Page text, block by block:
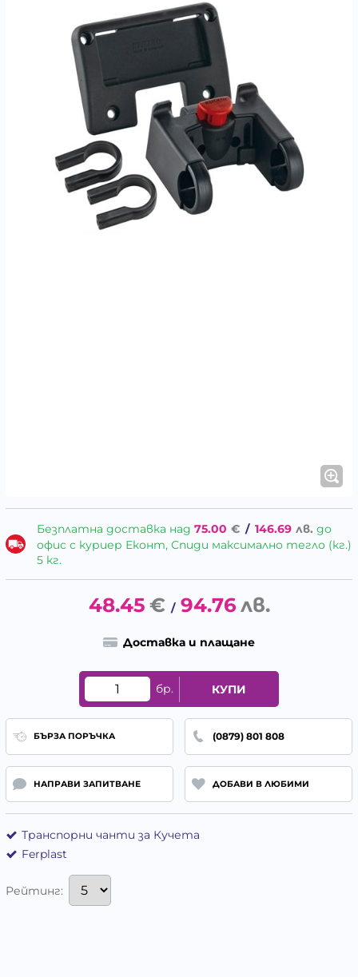
Безплатна доставка над 75.00 € / 146.69 лв. до
офис с куриер Еконт, Спиди максимално тегло (кг.)
5 кг.
48.45 € / 94.76 лв.
Доставка и плащане
бр. КУПИ
БЪРЗА ПОРЪЧКА (0879) 801 808
НАПРАВИ ЗАПИТВАНЕ ДОБАВИ В ЛЮБИМИ
Транспорни чанти за Кучета
Ferplast
Рейтинг: